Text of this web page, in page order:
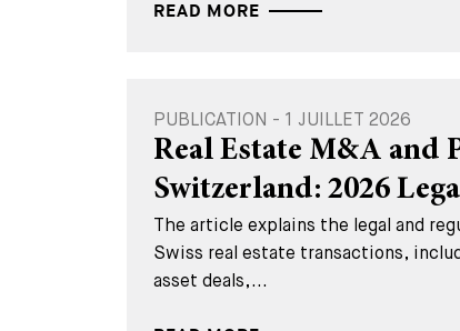
READ MORE
PUBLICATION - 1 JUILLET 2026
Real Estate M&A and
Switzerland: 2026
The article explains the legal and
Swiss real estate transactions,
asset deals,...